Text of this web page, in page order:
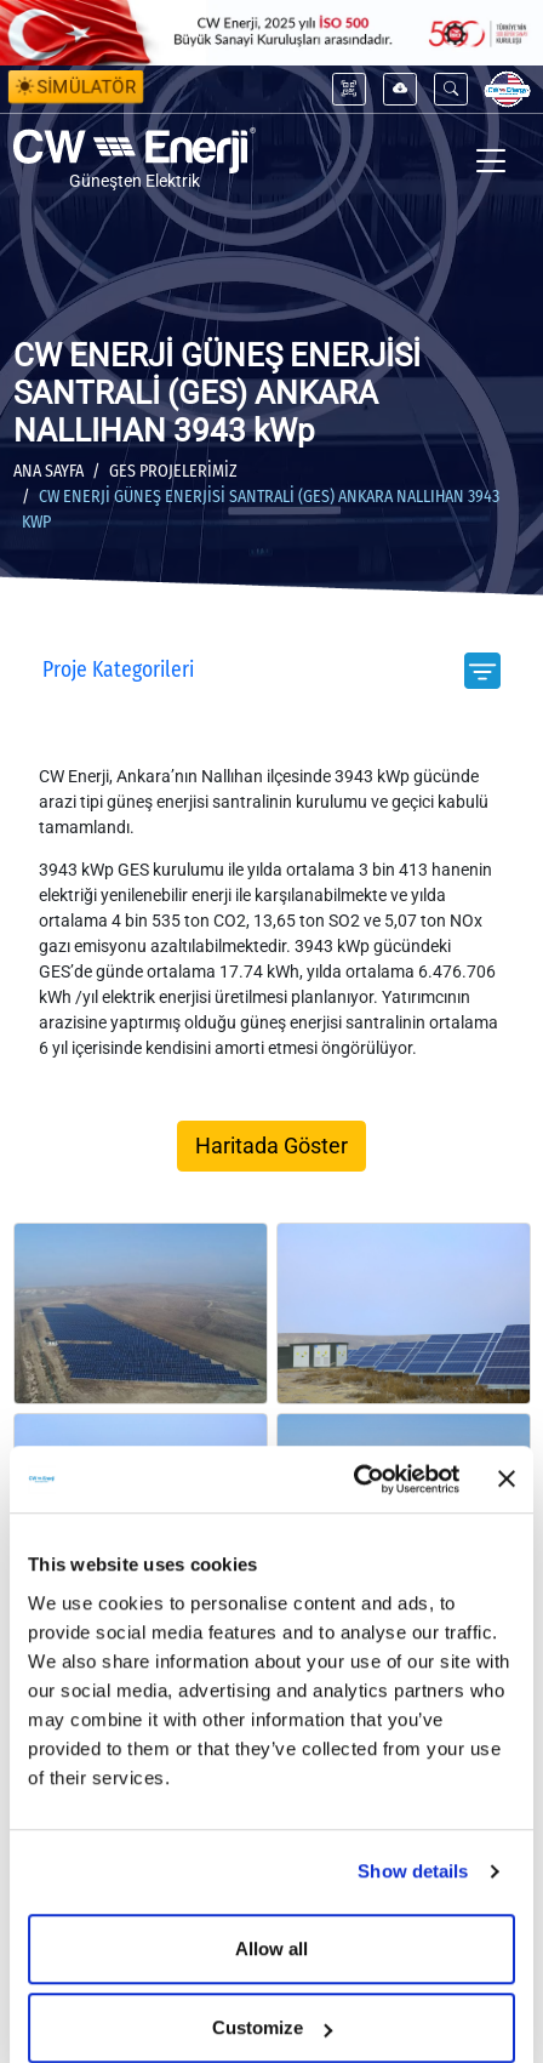
This website uses cookies
We use cookies to personalise content and ads, to
provide social media features and to analyse our traffic.
We also share information about your use of our site with
our social media, advertising and analytics partners who
may combine it with other information that you’ve
provided to them or that they’ve collected from your use
of their services.
Show details
Allow all
Customize
SİMÜLATÖR
Güneşten Elektrik
CW ENERJİ GÜNEŞ ENERJİSİ
SANTRALİ (GES) ANKARA
NALLIHAN 3943 kWp
ANA SAYFA
GES PROJELERIMIZ
CW ENERJİ GÜNEŞ ENERJİSİ SANTRALİ (GES) ANKARA NALLIHAN 3943
KWP
Proje Kategorileri
CW Enerji, Ankara’nın Nallıhan ilçesinde 3943 kWp gücünde
arazi tipi güneş enerjisi santralinin kurulumu ve geçici kabulü
tamamlandı.
3943 kWp GES kurulumu ile yılda ortalama 3 bin 413 hanenin
elektriği yenilenebilir enerji ile karşılanabilmekte ve yılda
ortalama 4 bin 535 ton CO2, 13,65 ton SO2 ve 5,07 ton NOx
gazı emisyonu azaltılabilmektedir. 3943 kWp gücündeki
GES’de günde ortalama 17.74 kWh, yılda ortalama 6.476.706
kWh /yıl elektrik enerjisi üretilmesi planlanıyor. Yatırımcının
arazisine yaptırmış olduğu güneş enerjisi santralinin ortalama
6 yıl içerisinde kendisini amorti etmesi öngörülüyor.
Haritada Göster